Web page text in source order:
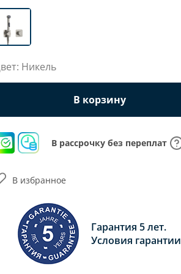
Никель
В корзину
В рассрочку без переплат
Гарантия 5 лет.
Условия гарантии
В избранное